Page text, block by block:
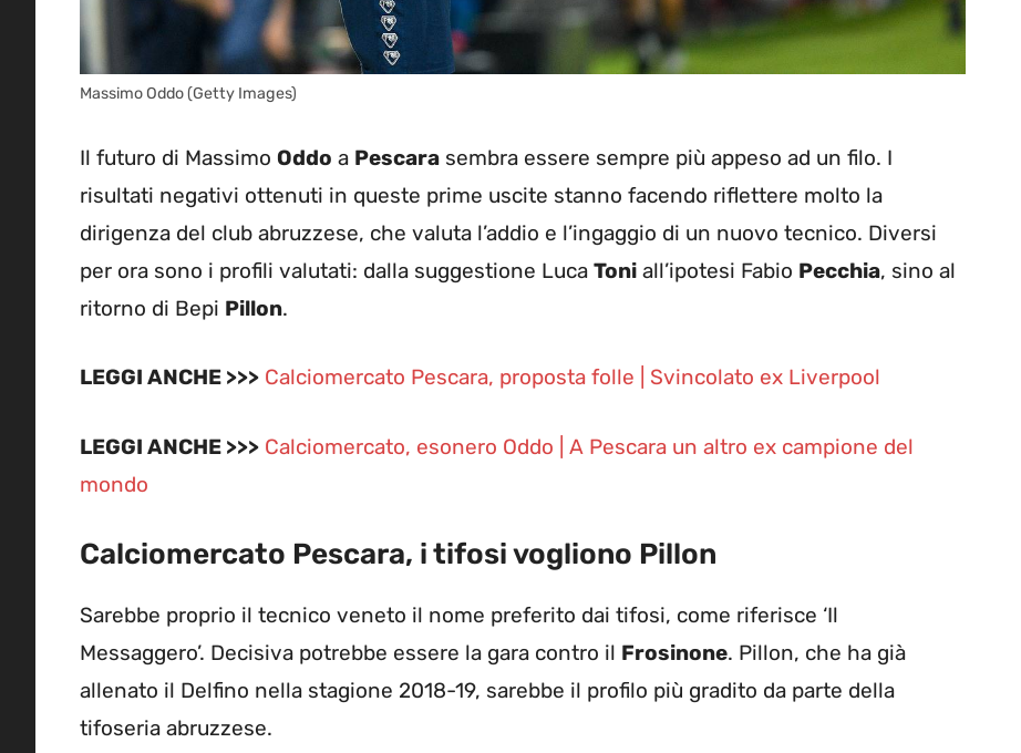
Massimo Oddo (Getty Images)
Il futuro di Massimo Oddo a Pescara sembra essere sempre più appeso ad un filo. I
risultati negativi ottenuti in queste prime uscite stanno facendo riflettere molto la
dirigenza del club abruzzese, che valuta l’addio e l’ingaggio di un nuovo tecnico. Diversi
per ora sono i profili valutati: dalla suggestione Luca Toni all’ipotesi Fabio Pecchia, sino al
ritorno di Bepi Pillon.
LEGGI ANCHE >>> Calciomercato Pescara, proposta folle | Svincolato ex Liverpool
LEGGI ANCHE >>> Calciomercato, esonero Oddo | A Pescara un altro ex campione del
mondo
Calciomercato Pescara, i tifosi vogliono Pillon
Sarebbe proprio il tecnico veneto il nome preferito dai tifosi, come riferisce ‘Il
Messaggero’. Decisiva potrebbe essere la gara contro il Frosinone. Pillon, che ha già
allenato il Delfino nella stagione 2018-19, sarebbe il profilo più gradito da parte della
tifoseria abruzzese.